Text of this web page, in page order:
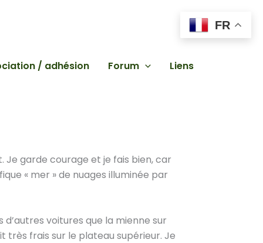
/ adhésion Forum Liens
Je garde courage et je fais bien, car
« mer » de nuages illuminée par
voitures que la mienne sur
très frais sur le plateau supérieur. Je
FR